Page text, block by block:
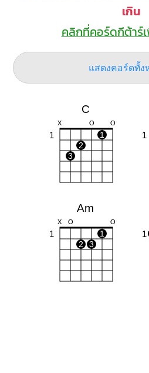
เกิน
คลิกที่คอร์ดกีต้าร์
แสดงคอร์ดทั้ง
C
X O O
1
1
2
3
1
Am
X O O
1
1
2
3
1